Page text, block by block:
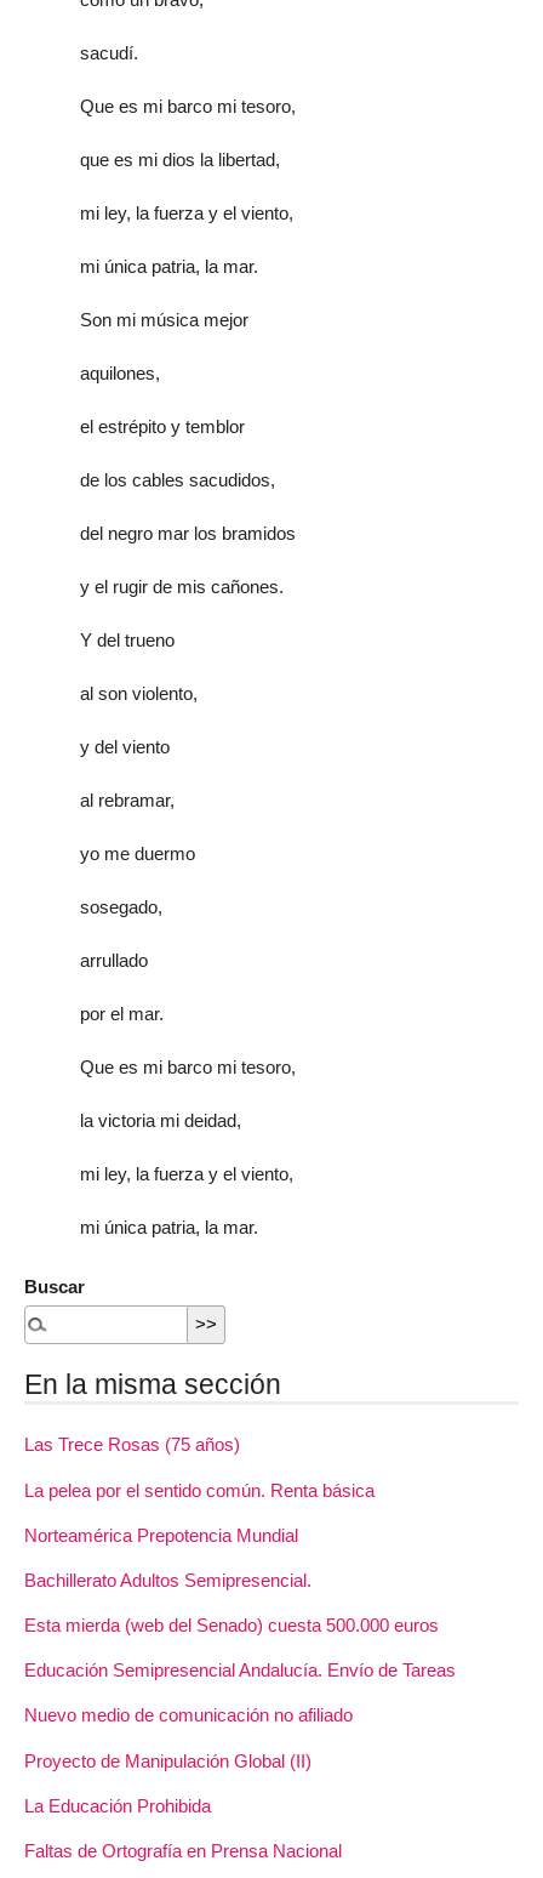
sacudí.
Que es mi barco mi tesoro,
que es mi dios la libertad,
mi ley, la fuerza y el viento,
mi única patria, la mar.
Son mi música mejor
aquilones,
el estrépito y temblor
de los cables sacudidos,
del negro mar los bramidos
y el rugir de mis cañones.
Y del trueno
al son violento,
y del viento
al rebramar,
yo me duermo
sosegado,
arrullado
por el mar.
Que es mi barco mi tesoro,
la victoria mi deidad,
mi ley, la fuerza y el viento,
mi única patria, la mar.
Buscar
En la misma sección
Las Trece Rosas (75 años)
La pelea por el sentido común. Renta básica
Norteamérica Prepotencia Mundial
Bachillerato Adultos Semipresencial.
Esta mierda (web del Senado) cuesta 500.000 euros
Educación Semipresencial Andalucía. Envío de Tareas
Nuevo medio de comunicación no afiliado
Proyecto de Manipulación Global (II)
La Educación Prohibida
Faltas de Ortografía en Prensa Nacional